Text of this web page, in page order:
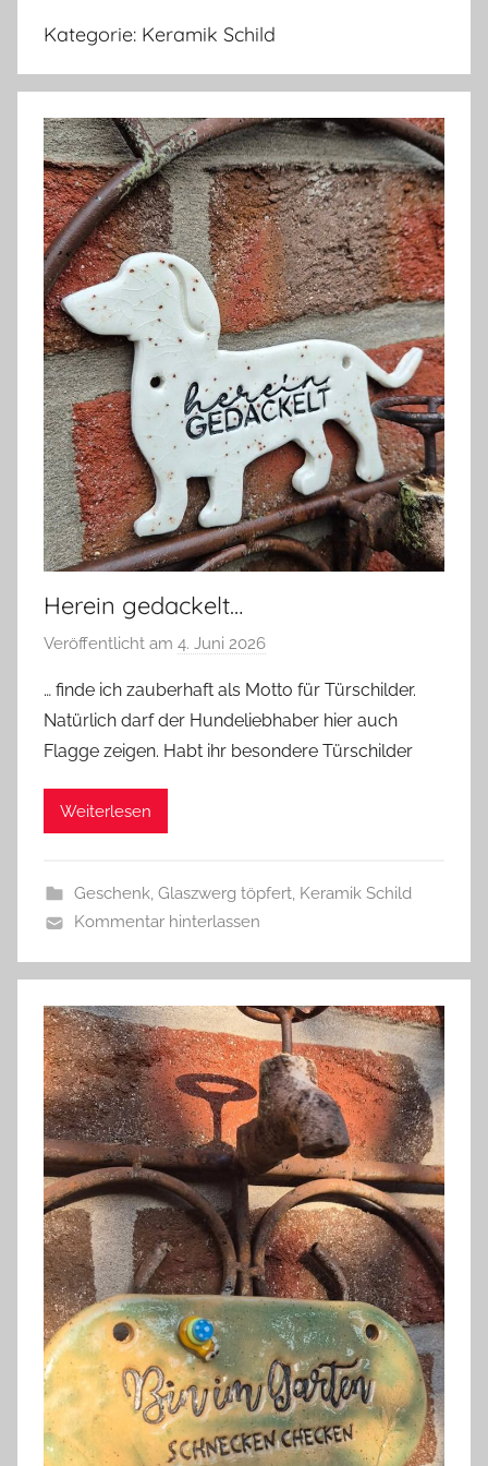
Kategorie: Keramik Schild
Herein gedackelt…
Veröffentlicht am 4. Juni 2026
n
G
l
e
… finde ich zauberhaft als Motto für Türschilder.
Natürlich darf der Hundeliebhaber hier auch
Flagge zeigen. Habt ihr besondere Türschilder
Weiterlesen
Geschenk, Glaszwerg töpfert, Keramik Schild
Kommentar hinterlassen